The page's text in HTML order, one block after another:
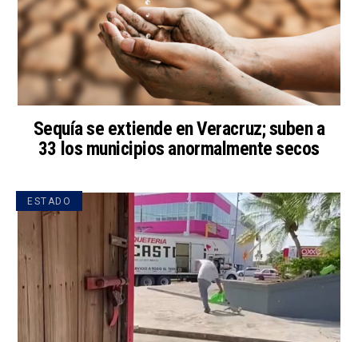
Sequía se extiende en Veracruz; suben a
33 los municipios anormalmente secos
ESTADO